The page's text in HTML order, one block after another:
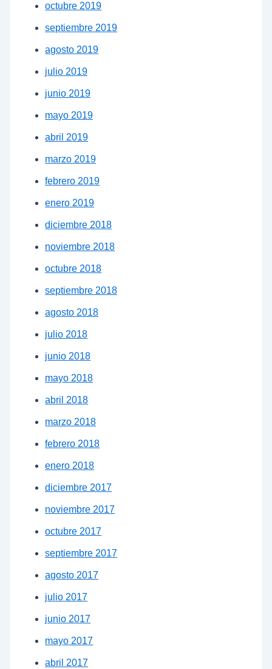
octubre 2019
septiembre 2019
agosto 2019
julio 2019
junio 2019
mayo 2019
abril 2019
marzo 2019
febrero 2019
enero 2019
diciembre 2018
noviembre 2018
octubre 2018
septiembre 2018
agosto 2018
julio 2018
junio 2018
mayo 2018
abril 2018
marzo 2018
febrero 2018
enero 2018
diciembre 2017
noviembre 2017
octubre 2017
septiembre 2017
agosto 2017
julio 2017
junio 2017
mayo 2017
abril 2017